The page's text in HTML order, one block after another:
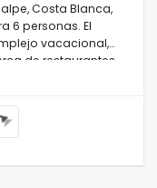
Costa Blanca,
6 personas. El
vacacional,
de restaurantes
m de la playa